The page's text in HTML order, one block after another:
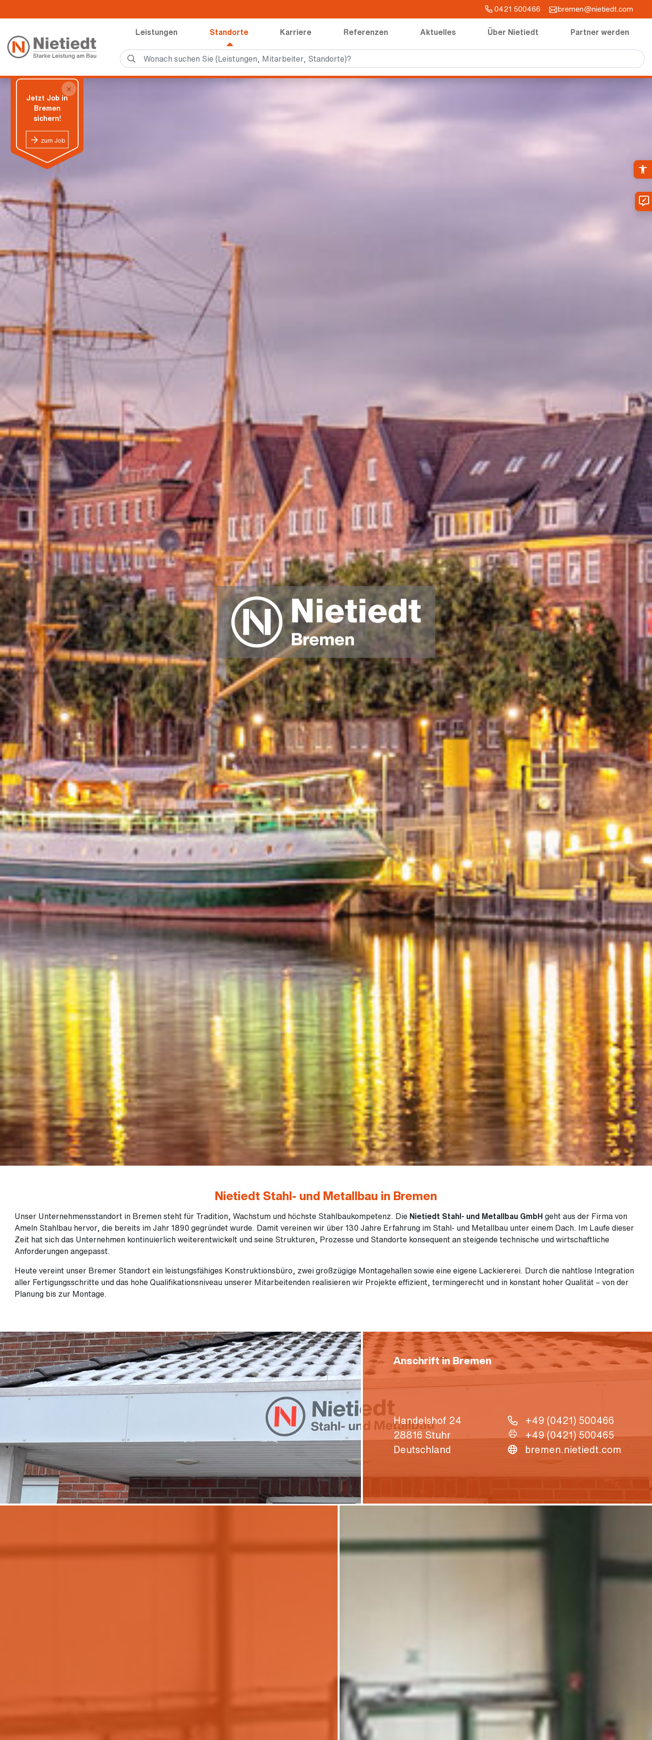
0421 500466 bremen@nietiedt.com
Leistungen Standorte Karriere Referenzen Aktuelles Über Nietiedt Partner werden
×
Jetzt Job in
Bremen
sichern!
zum Job
Nietiedt Stahl- und Metallbau in Bremen
Unser Unternehmensstandort in Bremen steht für Tradition, Wachstum und höchste Stahlbaukompetenz. Die Nietiedt Stahl- und Metallbau GmbH geht aus der Firma von
Ameln Stahlbau hervor, die bereits im Jahr 1890 gegründet wurde. Damit vereinen wir über 130 Jahre Erfahrung im Stahl- und Metallbau unter einem Dach. Im Laufe dieser
Zeit hat sich das Unternehmen kontinuierlich weiterentwickelt und seine Strukturen, Prozesse und Standorte konsequent an steigende technische und wirtschaftliche
Anforderungen angepasst.
Heute vereint unser Bremer Standort ein leistungsfähiges Konstruktionsbüro, zwei großzügige Montagehallen sowie eine eigene Lackiererei. Durch die nahtlose Integration
aller Fertigungsschritte und das hohe Qualifikationsniveau unserer Mitarbeitenden realisieren wir Projekte effizient, termingerecht und in konstant hoher Qualität – von der
Planung bis zur Montage.
Anschrift in Bremen
Handelshof 24
28816 Stuhr
Deutschland
+49 (0421) 500466
+49 (0421) 500465
bremen.nietiedt.com